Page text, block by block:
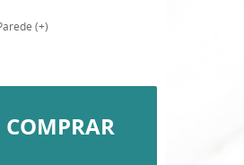
(+)
COMPRAR